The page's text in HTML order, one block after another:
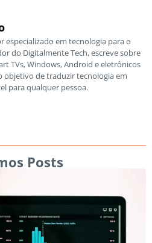
especializado em tecnologia para o
do Digitalmente Tech, escreve sobre
TVs, Windows, Android e eletrônicos
objetivo de traduzir tecnologia em
para qualquer pessoa.
Posts